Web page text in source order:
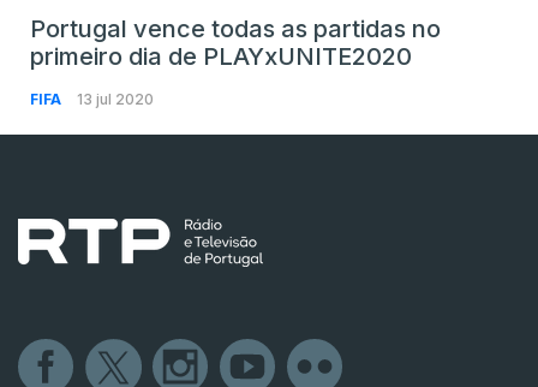
Portugal vence todas as partidas no
primeiro dia de PLAYxUNITE2020
FIFA 13 jul 2020